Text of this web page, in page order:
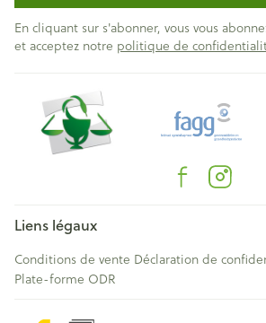
En cliquant sur s'abonner, vous vous
et acceptez notre politique de
Liens légaux
Conditions de vente Déclaration de
Plate-forme ODR